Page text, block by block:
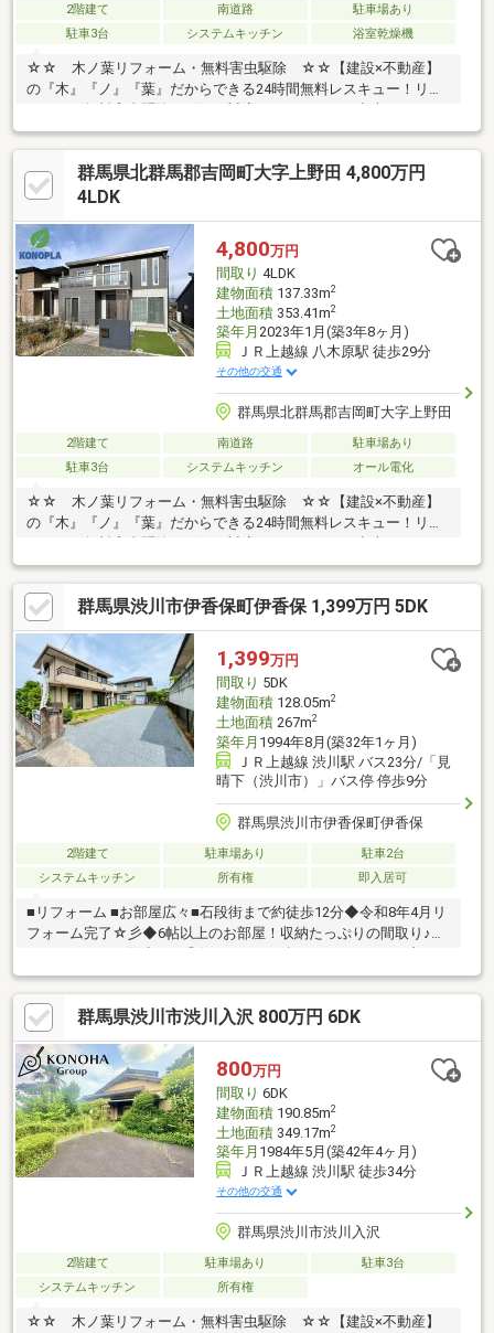
2階建て 南道路
駐車場あり
駐車3台
システムキッチン 浴室乾燥機
☆☆ 木ノ葉リフォーム・無料害虫駆除 ☆☆【建設×不動産】
の『木』『ノ』『葉』だからできる24時間無料レスキュー！リフ
ォーム・無料害虫駆除サビース対応しております！中古でもアフ
ターサービスがついており、住んでからの安心をずっとお届けし
ます！内覧時に、無料相談・お見積りも物件ごとに作成可能！！
オウチ探しも、リフォームも一緒に相談できます！＼弊社には、
『きつね隊』・『ゴリラ隊』という無料かけつけサービスの仕組
っております♪お家のこと、すべて木ノ葉プランニングにお任せく
ださい＾＾
群馬県北群馬郡吉岡町大字上野田 4,800万円
4LDK
4,800万円
間取り 4LDK
建物面積137.33m2
土地面積353.41m2
築年月 2023年1月(築3年8ヶ月)
ＪＲ上越線 八木原駅 徒歩29分
その他の交通
群馬県北群馬郡吉岡町大字上野田
2階建て 南道路
駐車場あり
駐車3台
システムキッチン オール電化
☆☆ 木ノ葉リフォーム・無料害虫駆除 ☆☆【建設×不動産】
の『木』『ノ』『葉』だからできる24時間無料レスキュー！リフ
ターサービスがついており、住んでからの安心をずっとお届けし
ます！内覧時に、無料相談・お見積りも物件ごとに作成可能！！
オウチ探しも、リフォームも一緒に相談できます！＼弊社には、
『きつね隊』・『ゴリラ隊』という無料かけつけサービスの仕組
みが、整っています♪／住んでからのお家トラブル、緊急対応も承
っております♪お家のこと、すべて木ノ葉プランニングにお任せく
ださい＾＾
群馬県渋川市伊香保町伊香保 1,399万円 5DK
1,399万円
間取り 5DK
建物面積128.05m2
土地面積267m2
築年月 1994年8月(築32年1ヶ月)
ＪＲ上越線 渋川駅 バス23分/「見
晴下（渋川市）」バス停 停歩9分
群馬県渋川市伊香保町伊香保
2階建て 駐車場あり
駐車2台
システムキッチン
所有権 即入居可
■リフォーム ■お部屋広々■石段街まで約徒歩12分◆令和8年4月リ
フォーム完了☆彡◆6帖以上のお部屋！収納たっぷりの間取り♪◆
ちょっとしたお散歩にも◎(^^マイホーム探しは、コアライブにご
相談ください！■自己資金０円から住宅購入できます!■他社様でご
紹介されている物件も一緒にご提案できます。■他社様や過去に
ローンお断りされた方。ローンに自信あります。■平日のご見学
希望大歓迎です。ご見学予約は0120-919-727【通話料無料】まで
お気軽にお電話ください。スマートフォンの方は青いバナーよ
り、お問い合わせいただけます。
群馬県渋川市渋川入沢 800万円 6DK
800万円
間取り 6DK
建物面積190.85m2
土地面積349.17m2
築年月 1984年5月(築42年4ヶ月)
ＪＲ上越線 渋川駅 徒歩34分
その他の交通
群馬県渋川市渋川入沢
2階建て 駐車場あり
駐車3台
システムキッチン
所有権
☆☆ 木ノ葉リフォーム・無料害虫駆除 ☆☆【建設×不動産】